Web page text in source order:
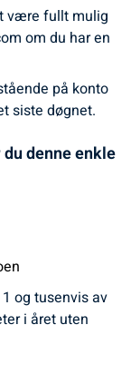
være fullt mulig
om du har en
på konto
siste døgnet.
denne enkle
og tusenvis av
i året uten